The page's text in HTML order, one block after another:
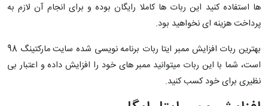
ها استفاده کنید این ربات ها کاملا رایگان بوده و برای انجام آن لازم به
پرداخت هزینه ای نخواهید بود.
بهترین ربات افزایش ممبر ایتا ربات برنامه نویسی شده سایت مارکتینگ 98
است، شما با این ربات میتوانید ممبر های خود را افزایش داده و اعتبار بی
نظیری برای خود کسب کنید.